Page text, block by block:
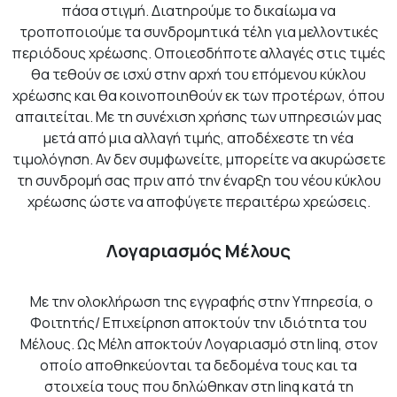
πάσα στιγμή. Διατηρούμε το δικαίωμα να
τροποποιούμε τα συνδρομητικά τέλη για μελλοντικές
περιόδους χρέωσης. Οποιεσδήποτε αλλαγές στις τιμές
θα τεθούν σε ισχύ στην αρχή του επόμενου κύκλου
χρέωσης και θα κοινοποιηθούν εκ των προτέρων, όπου
απαιτείται. Με τη συνέχιση χρήσης των υπηρεσιών μας
μετά από μια αλλαγή τιμής, αποδέχεστε τη νέα
τιμολόγηση. Αν δεν συμφωνείτε, μπορείτε να ακυρώσετε
τη συνδρομή σας πριν από την έναρξη του νέου κύκλου
χρέωσης ώστε να αποφύγετε περαιτέρω χρεώσεις.
Λογαριασμός Μέλους
Με την ολοκλήρωση της εγγραφής στην Υπηρεσία, ο
Φοιτητής/ Επιχείρηση αποκτούν την ιδιότητα του
Μέλους. Ως Μέλη αποκτούν Λογαριασμό στη linq, στον
οποίο αποθηκεύονται τα δεδομένα τους και τα
στοιχεία τους που δηλώθηκαν στη linq κατά τη